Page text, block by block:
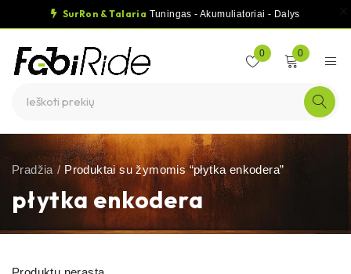
SurRon & Talaria Tuningas - Akumuliatoriai - Dalys
0 0
płytka enkodera
Pradžia / Produktai su žymomis “płytka enkodera”